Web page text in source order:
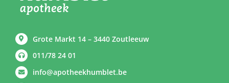
Grote Markt 14 – 3440 Zoutleeuw
011/78 24 01
info@apotheekhumblet.be